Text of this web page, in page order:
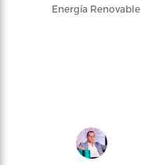
Energía Renovable